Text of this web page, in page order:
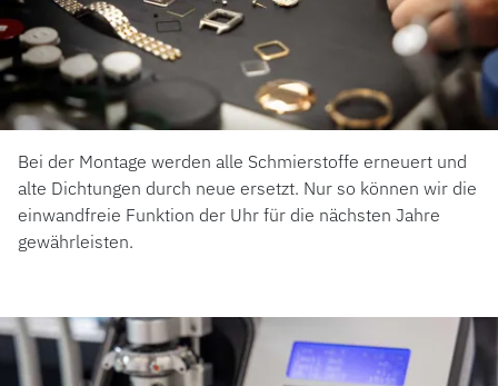
Bei der Montage werden alle Schmierstoffe erneuert und
alte Dichtungen durch neue ersetzt. Nur so können wir die
einwandfreie Funktion der Uhr für die nächsten Jahre
gewährleisten.